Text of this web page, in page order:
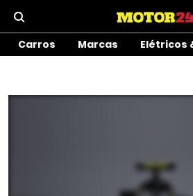
Carros Marcas Elétricos